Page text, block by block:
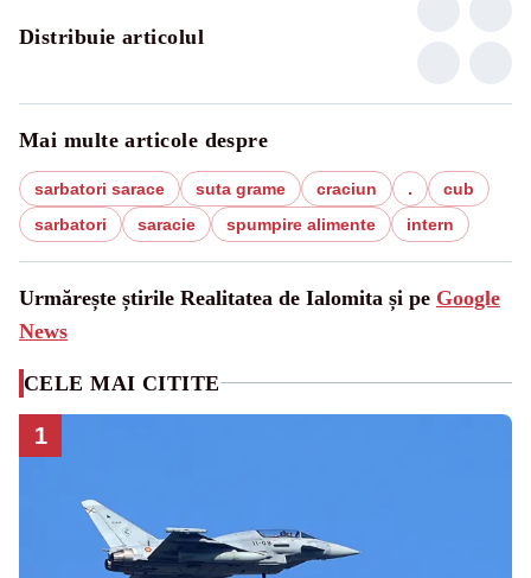
Distribuie articolul
Mai multe articole despre
sarbatori sarace suta grame craciun .
cub
sarbatori
saracie spumpire alimente intern
Urmărește știrile Realitatea de Ialomita și pe Google
News
CELE MAI CITITE
1